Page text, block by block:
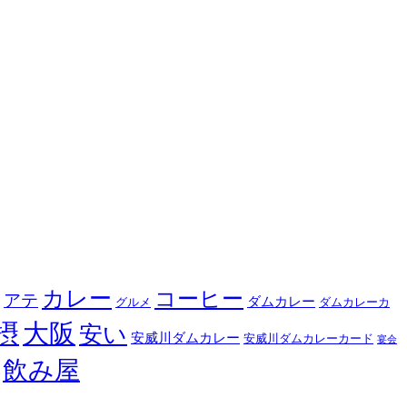
アテ カレー グルメ コーヒー ダムカレー ダムカレーカ
大阪 安い 安威川ダムカレー 安威川ダムカレーカード 宴会
飲み屋